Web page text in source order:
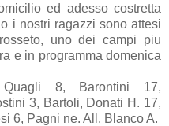
ed adesso costretta
i nostri ragazzi sono attesi
uno dei campi piu
e in programma domenica
Quagli 8, Barontini 17,
3, Bartoli, Donati H. 17,
6, Pagni ne. All. Blanco A.